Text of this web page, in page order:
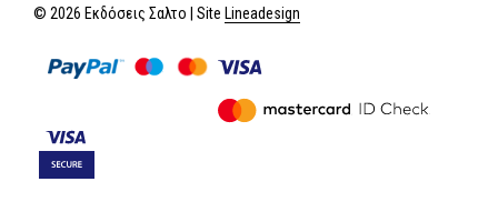
© 2026 Εκδόσεις Σαλτο | Site Lineadesign